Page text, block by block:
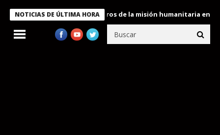
NOTICIAS DE ÚLTIMA HORA
condecora a miembros de la misión humanitaria enviada a